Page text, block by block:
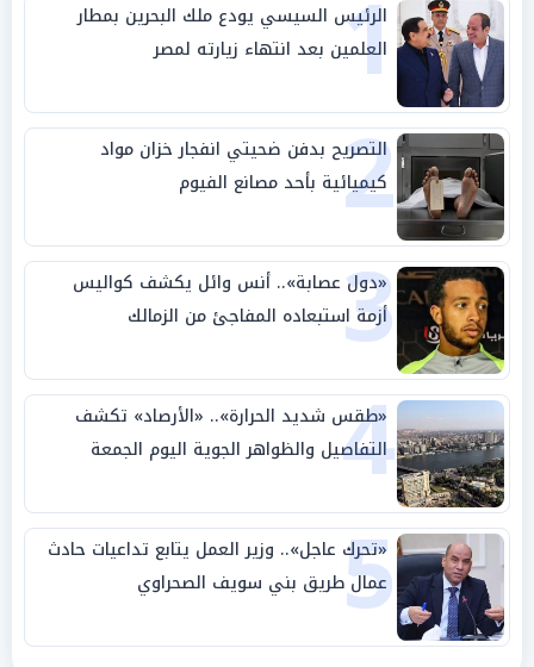
1
الرئيس السيسي يودع ملك البحرين بمطار
العلمين بعد انتهاء زيارته لمصر
2
التصريح بدفن ضحيتي انفجار خزان مواد
كيميائية بأحد مصانع الفيوم
3
«دول عصابة».. أنس وائل يكشف كواليس
أزمة استبعاده المفاجئ من الزمالك
4
«طقس شديد الحرارة».. «الأرصاد» تكشف
التفاصيل والظواهر الجوية اليوم الجمعة
5
«تحرك عاجل».. وزير العمل يتابع تداعيات حادث
عمال طريق بني سويف الصحراوي